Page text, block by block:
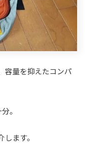
容量を抑えたコンパ
。
ます。